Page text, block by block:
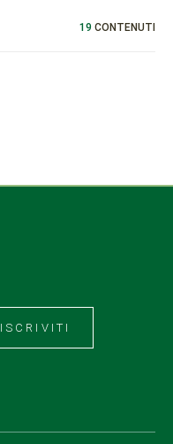
19 CONTENUTI
ISCRIVITI